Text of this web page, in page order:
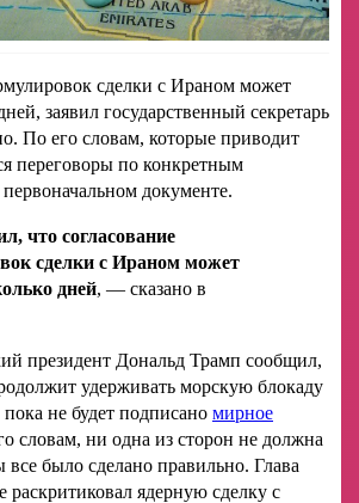
сделки с Ираном может
заявил государственный секретарь
По его словам, которые приводит
переговоры по конкретным
документе.
что согласование
сделки с Ираном может
дней, — сказано в
президент Дональд Трамп сообщил,
удерживать морскую блокаду
не будет подписано мирное
словам, ни одна из сторон не должна
все было сделано правильно. Глава
раскритиковал ядерную сделку с